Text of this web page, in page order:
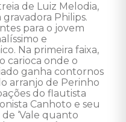
de Luiz Melodia,
Philips.
para o jovem
e
Na primeira faixa,
carioca onde o
ganha contornos
arranjo de Perinho
do flautista
Canhoto e seu
‘Vale quanto